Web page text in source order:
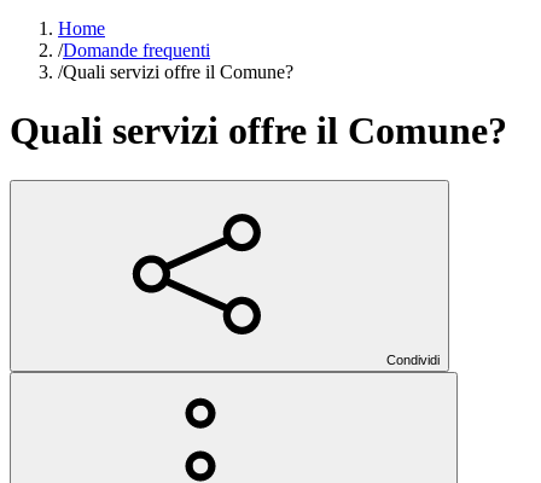
Home
/Domande frequenti
/Quali servizi offre il Comune?
Quali servizi offre il Comune?
Condividi